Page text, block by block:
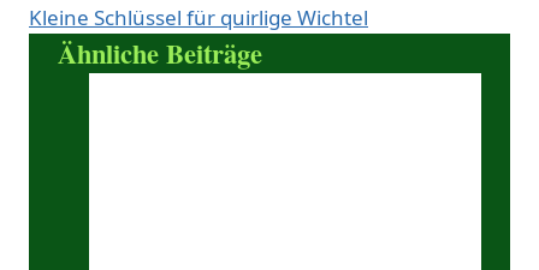
Kleine Schlüssel für quirlige Wichtel
Ähnliche Beiträge